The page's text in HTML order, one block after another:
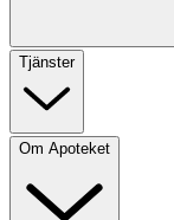
Tjänster
Om Apoteket